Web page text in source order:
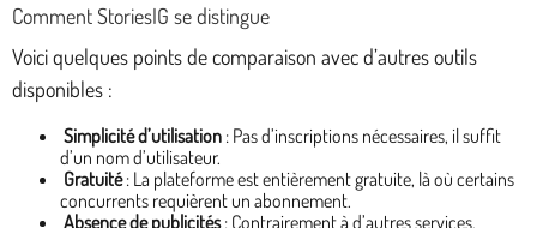
Comment StoriesIG se distingue
Voici quelques points de comparaison avec d’autres outils
disponibles :
Simplicité d’utilisation : Pas d’inscriptions nécessaires, il suffit
d’un nom d’utilisateur.
Gratuité: La plateforme est entièrement gratuite, là où certains
concurrents requièrent un abonnement.
Absence de publicités: Contrairement à d’autres services,